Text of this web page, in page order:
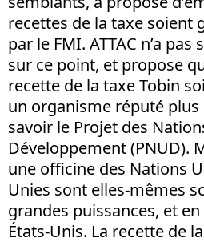
recettes de la taxe soient
par le FMI. ATTAC n’a
sur ce point, et propose
recette de la taxe Tobin
un organisme réputé
savoir le Projet des
Développement (PNUD).
une officine des Nations
Unies sont elles-mêmes
grandes puissances, et
États-Unis. La recette de